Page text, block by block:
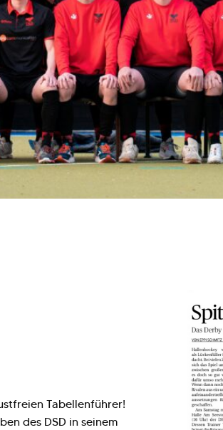
Tabellenführer!
des DSD in seinem